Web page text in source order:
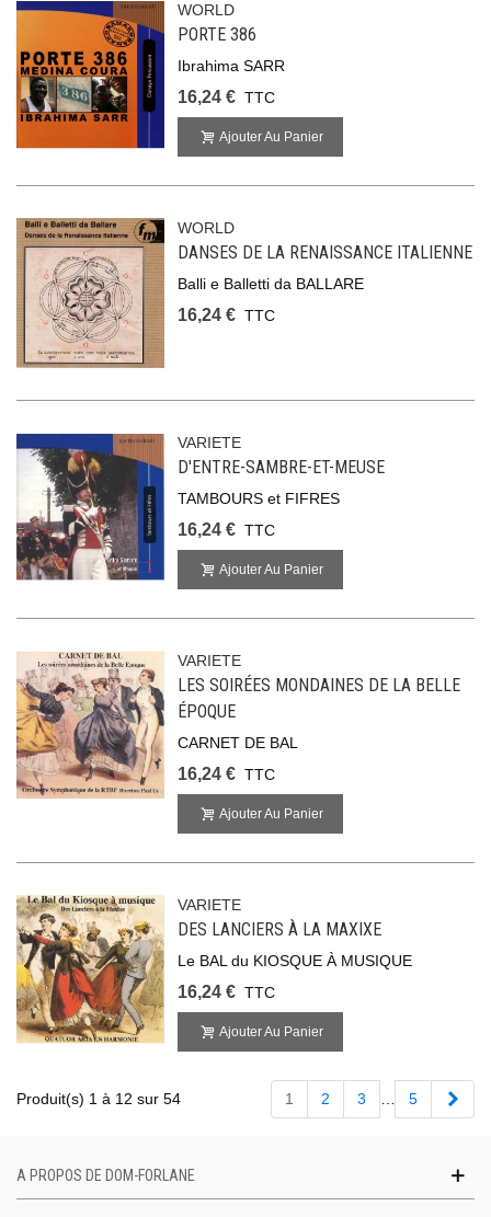
WORLD
PORTE 386
Ibrahima SARR
16,24 € TTC
Ajouter Au Panier
WORLD
DANSES DE LA RENAISSANCE ITALIENNE
Balli e Balletti da BALLARE
16,24 € TTC
VARIETE
D'ENTRE-SAMBRE-ET-MEUSE
TAMBOURS et FIFRES
16,24 € TTC
Ajouter Au Panier
VARIETE
LES SOIRÉES MONDAINES DE LA BELLE
ÉPOQUE
CARNET DE BAL
16,24 € TTC
Ajouter Au Panier
VARIETE
DES LANCIERS À LA MAXIXE
Le BAL du KIOSQUE À MUSIQUE
16,24 € TTC
Ajouter Au Panier
Produit(s) 1 à 12 sur 54 1 2 3 5
A PROPOS DE DOM-FORLANE